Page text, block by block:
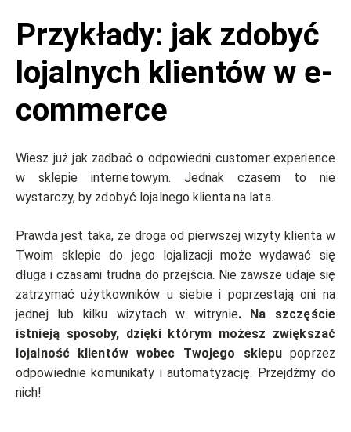
Przykłady: jak zdobyć
lojalnych klientów w e-
commerce
Wiesz już jak zadbać o odpowiedni customer experience
w sklepie internetowym. Jednak czasem to nie
wystarczy, by zdobyć lojalnego klienta na lata.
Prawda jest taka, że droga od pierwszej wizyty klienta w
Twoim sklepie do jego lojalizacji może wydawać się
długa i czasami trudna do przejścia. Nie zawsze udaje się
zatrzymać użytkowników u siebie i poprzestają oni na
jednej lub kilku wizytach w witrynie. Na szczęście
istnieją sposoby, dzięki którym możesz zwiększać
lojalność klientów wobec Twojego sklepu poprzez
odpowiednie komunikaty i automatyzację. Przejdźmy do
nich!